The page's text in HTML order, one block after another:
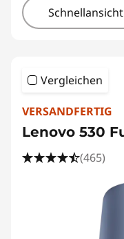
Schnellansicht
Vergleichen
VERSANDFERTIG
Lenovo 530
(465)